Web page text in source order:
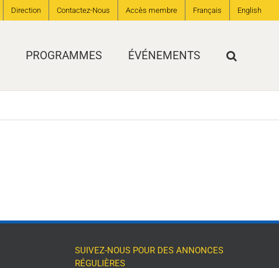
Direction Contactez-Nous Accès membre Français English
PROGRAMMES ÉVÉNEMENTS
SUIVEZ-NOUS POUR DES ANNONCES
RÉGULIÈRES